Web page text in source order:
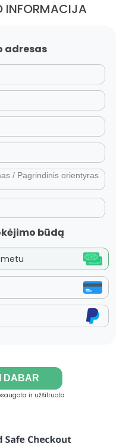
INFORMACIJA
adresas
būdą
DABAR
ir užšifruota